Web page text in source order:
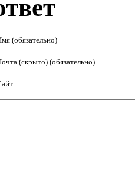
(обязательно)
(скрыто) (обязательно)